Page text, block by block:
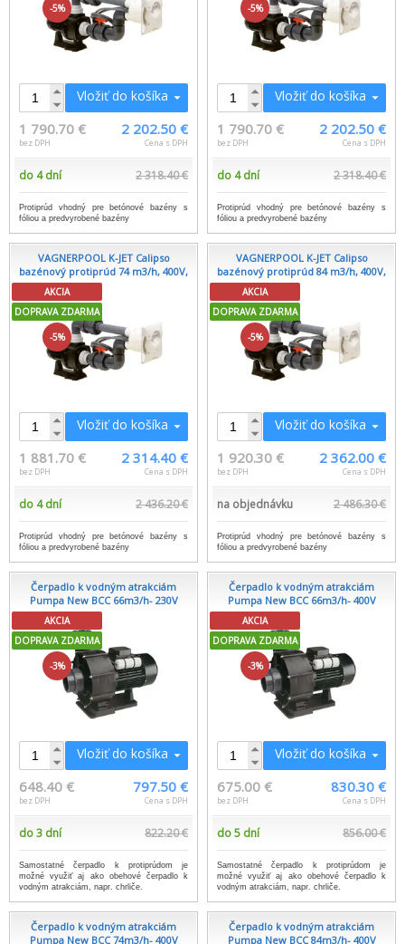
-5%
Vložiť do košíka
1 790.70 €
bez DPH
2 202.50 €
Cena s DPH
do 4 dní 2 318.40 €
Protiprúd vhodný pre betónové bazény s
fóliou a predvyrobené bazény
-5%
Vložiť do košíka
1 790.70 €
bez DPH
2 202.50 €
Cena s DPH
do 4 dní 2 318.40 €
Protiprúd vhodný pre betónové bazény s
fóliou a predvyrobené bazény
VAGNERPOOL K-JET Calipso
bazénový protiprúd 74 m3/h, 400V,
AKCIA
DOPRAVA ZDARMA
-5%
Vložiť do košíka
1 881.70 €
bez DPH
2 314.40 €
Cena s DPH
do 4 dní 2 436.20 €
Protiprúd vhodný pre betónové bazény s
fóliou a predvyrobené bazény
VAGNERPOOL K-JET Calipso
bazénový protiprúd 84 m3/h, 400V,
AKCIA
DOPRAVA ZDARMA
-5%
Vložiť do košíka
1 920.30 €
bez DPH
2 362.00 €
Cena s DPH
na objednávku 2 486.30 €
Protiprúd vhodný pre betónové bazény s
fóliou a predvyrobené bazény
Čerpadlo k vodným atrakciám
Pumpa New BCC 66m3/h- 230V
AKCIA
DOPRAVA ZDARMA
-3%
Vložiť do košíka
648.40 €
bez DPH
797.50 €
Cena s DPH
do 3 dní 822.20 €
Samostatné čerpadlo k protiprúdom je
možné využiť aj ako obehové čerpadlo k
vodným atrakciám, napr. chrliče.
Čerpadlo k vodným atrakciám
Pumpa New BCC 66m3/h- 400V
AKCIA
DOPRAVA ZDARMA
-3%
Vložiť do košíka
675.00 €
bez DPH
830.30 €
Cena s DPH
do 5 dní 856.00 €
Samostatné čerpadlo k protiprúdom je
možné využiť aj ako obehové čerpadlo k
vodným atrakciám, napr. chrliče.
Čerpadlo k vodným atrakciám
Pumpa New BCC 74m3/h- 400V
Čerpadlo k vodným atrakciám
Pumpa New BCC 84m3/h- 400V